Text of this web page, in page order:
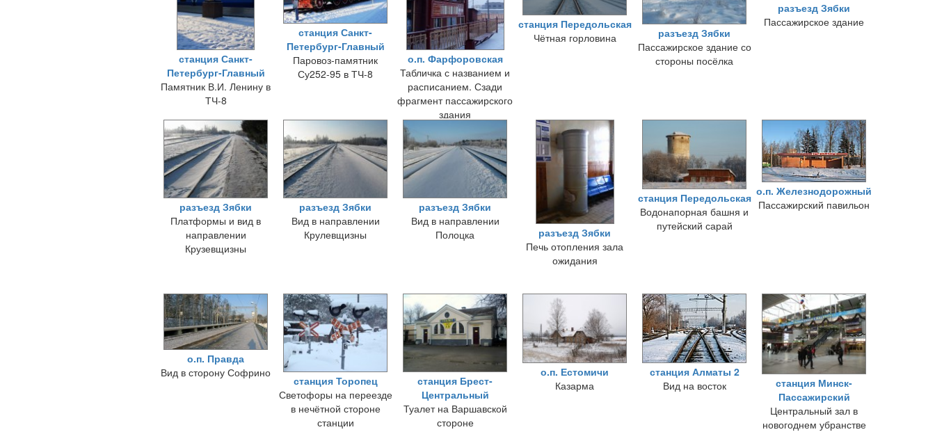
станция Санкт-
Петербург-Главный
Памятник В.И. Ленину в
ТЧ-8
станция Санкт-
Петербург-Главный
Паровоз-памятник
Су252-95 в ТЧ-8
о.п. Фарфоровская
Табличка с названием и
расписанием. Сзади
фрагмент пассажирского
здания
станция Передольская
Чётная горловина
разъезд Зябки
Пассажирское здание со
стороны посёлка
разъезд Зябки
Пассажирское здание
разъезд Зябки
Платформы и вид в
направлении
Крузевщизны
разъезд Зябки
Вид в направлении
Крулевщизны
разъезд Зябки
Вид в направлении
Полоцка
разъезд Зябки
Печь отопления зала
ожидания
станция Передольская
Водонапорная башня и
путейский сарай
о.п. Железнодорожный
Пассажирский павильон
о.п. Правда
Вид в сторону Софрино
станция Торопец
Светофоры на переезде
в нечётной стороне
станции
станция Брест-
Центральный
Туалет на Варшавской
стороне
о.п. Естомичи
Казарма
станция Алматы 2
Вид на восток
станция Минск-
Пассажирский
Центральный зал в
новогоднем убранстве